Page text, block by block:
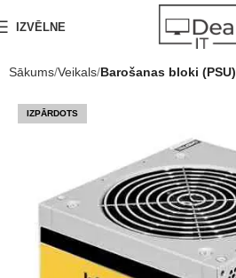
IZVĒLNE
Sākums Veikals Barošanas bloki (PSU)
IZPĀRDOTS